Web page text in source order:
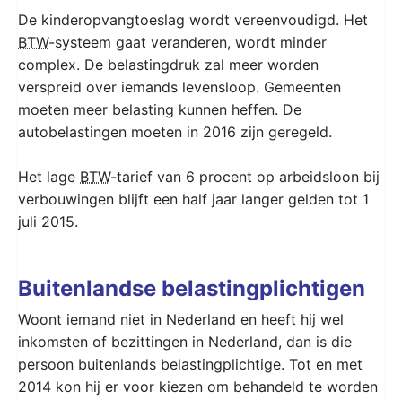
De kinderopvangtoeslag wordt vereenvoudigd. Het
BTW-systeem gaat veranderen, wordt minder
complex. De belastingdruk zal meer worden
verspreid over iemands levensloop. Gemeenten
moeten meer belasting kunnen heffen. De
autobelastingen moeten in 2016 zijn geregeld.
Het lage BTW-tarief van 6 procent op arbeidsloon bij
verbouwingen blijft een half jaar langer gelden tot 1
juli 2015.
Buitenlandse belastingplichtigen
Woont iemand niet in Nederland en heeft hij wel
inkomsten of bezittingen in Nederland, dan is die
persoon buitenlands belastingplichtige. Tot en met
2014 kon hij er voor kiezen om behandeld te worden